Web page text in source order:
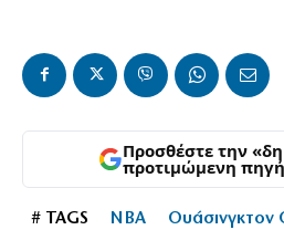
Προσθέστε την
προτιμώμενη
# TAGS NBA Ουάσινγκτον